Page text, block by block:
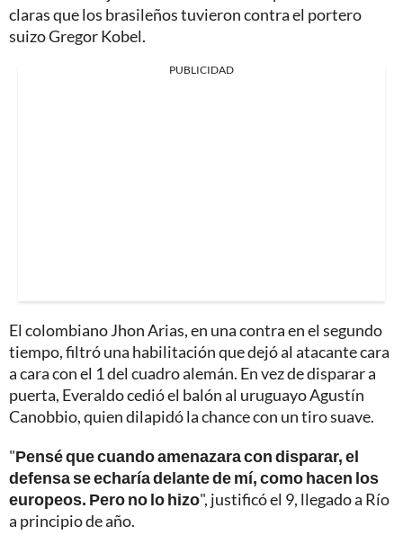
claras que los brasileños tuvieron contra el portero
suizo Gregor Kobel.
PUBLICIDAD
El colombiano Jhon Arias, en una contra en el segundo
tiempo, filtró una habilitación que dejó al atacante cara
a cara con el 1 del cuadro alemán. En vez de disparar a
puerta, Everaldo cedió el balón al uruguayo Agustín
Canobbio, quien dilapidó la chance con un tiro suave.
"Pensé que cuando amenazara con disparar, el
defensa se echaría delante de mí, como hacen los
europeos. Pero no lo hizo", justificó el 9, llegado a Río
a principio de año.